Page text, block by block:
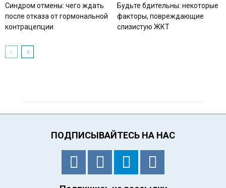
Синдром отмены: чего ждать
после отказа от гормональной
контрацепции
Будьте бдительны: некоторые
факторы, повреждающие
слизистую ЖКТ
ПОДПИСЫВАЙТЕСЬ НА НАС